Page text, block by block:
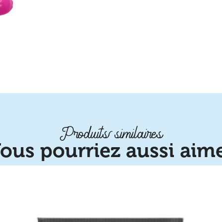
Produits similaires
pourriez aussi